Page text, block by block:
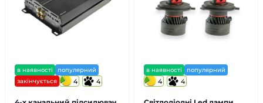
в наявності
популярний
закінчується
4 4
в наявності популярний
4 4